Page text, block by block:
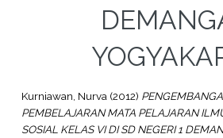
Kurniawan, Nurva(2012)
PEMBELAJARAN MATA PELAJARAN
SOSIAL KELAS VI DI SD NEGERI 1